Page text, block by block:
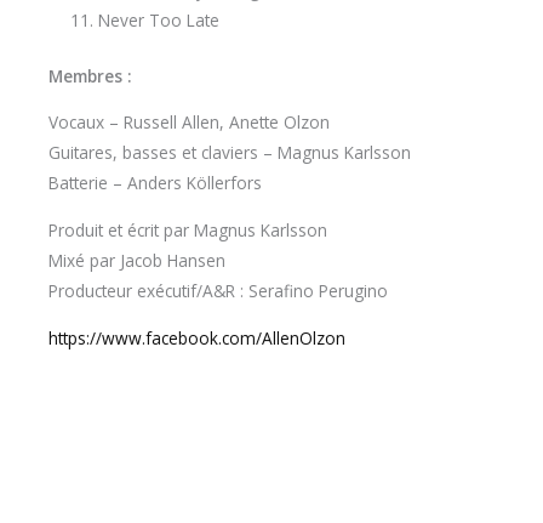
Never Too Late
Membres :
Vocaux – Russell Allen, Anette Olzon
Guitares, basses et claviers – Magnus Karlsson
Batterie – Anders Köllerfors
Produit et écrit par Magnus Karlsson
Mixé par Jacob Hansen
Producteur exécutif/A&R : Serafino Perugino
https://www.facebook.com/AllenOlzon